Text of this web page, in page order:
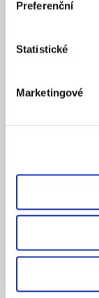
Preferenční
Statistické
Marketingové